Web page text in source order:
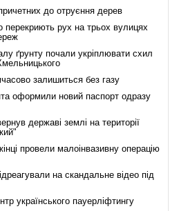
до отруєння дерев
перекриють рух на трьох вулицях
ґрунту почали укріплювати схил
залишиться без газу
оформили новий паспорт одразу
державі землі на території
провели малоінвазивну операцію
на скандальне відео під
українського пауерліфтингу